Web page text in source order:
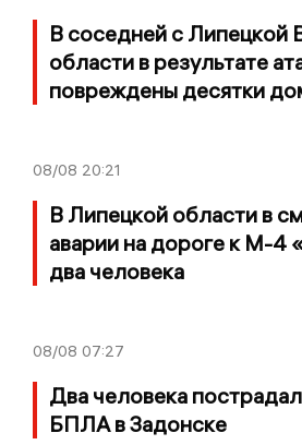
В соседней с Липецкой
области в результате
повреждены десятки
08/08 20:21
В Липецкой области в
аварии на дороге к М-4
два человека
08/08 07:27
Два человека
БПЛА в Задонске